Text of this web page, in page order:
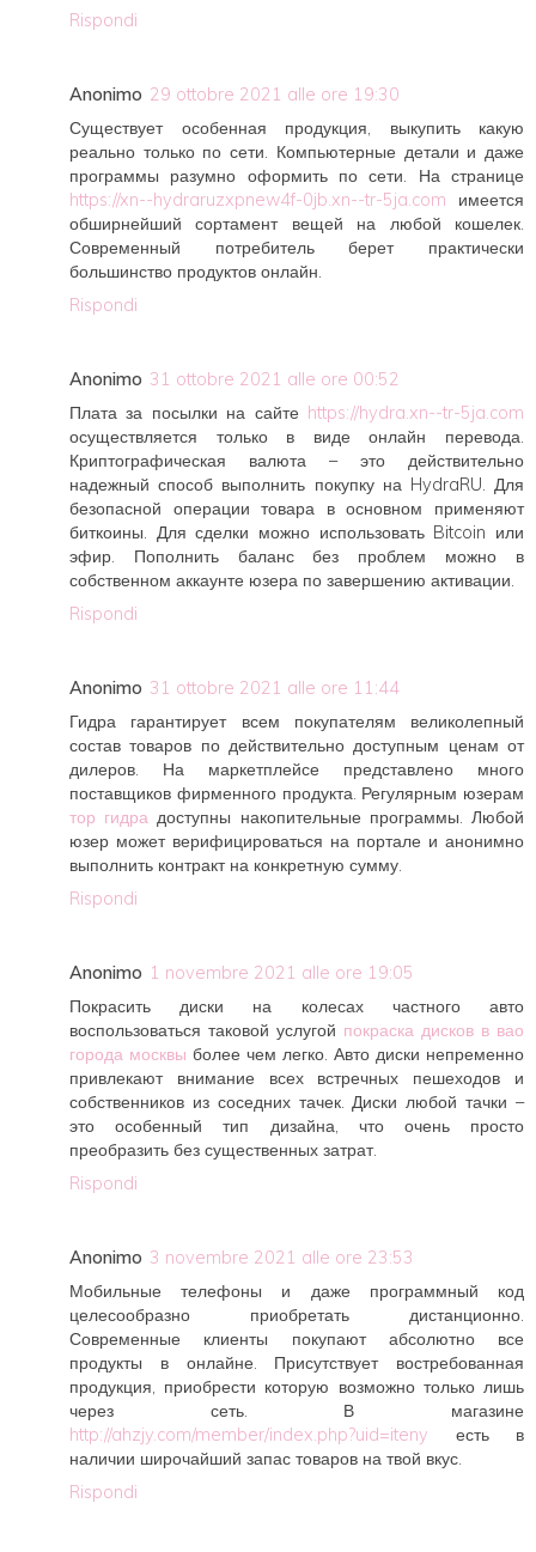
Rispondi
Anonimo 29 ottobre 2021 alle ore 19:30
Существует особенная продукция, выкупить какую
реально только по сети. Компьютерные детали и даже
программы разумно оформить по сети. На странице
https://xn--hydraruzxpnew4f-0jb.xn--tr-5ja.com имеется
обширнейший сортамент вещей на любой кошелек.
Современный потребитель берет практически
большинство продуктов онлайн.
Rispondi
Anonimo 31 ottobre 2021 alle ore 00:52
Плата за посылки на сайте https://hydra.xn--tr-5ja.com
осуществляется только в виде онлайн перевода.
Криптографическая валюта – это действительно
надежный способ выполнить покупку на HydraRU. Для
безопасной операции товара в основном применяют
биткоины. Для сделки можно использовать Bitcoin или
эфир. Пополнить баланс без проблем можно в
собственном аккаунте юзера по завершению активации.
Rispondi
Anonimo 31 ottobre 2021 alle ore 11:44
Гидра гарантирует всем покупателям великолепный
состав товаров по действительно доступным ценам от
дилеров. На маркетплейсе представлено много
поставщиков фирменного продукта. Регулярным юзерам
тор гидра доступны накопительные программы. Любой
юзер может верифицироваться на портале и анонимно
выполнить контракт на конкретную сумму.
Rispondi
Anonimo 1 novembre 2021 alle ore 19:05
Покрасить диски на колесах частного авто
воспользоваться таковой услугой покраска дисков в вао
города москвы более чем легко. Авто диски непременно
привлекают внимание всех встречных пешеходов и
собственников из соседних тачек. Диски любой тачки –
это особенный тип дизайна, что очень просто
преобразить без существенных затрат.
Rispondi
Anonimo 3 novembre 2021 alle ore 23:53
Мобильные телефоны и даже программный код
целесообразно приобретать дистанционно.
Современные клиенты покупают абсолютно все
продукты в онлайне. Присутствует востребованная
продукция, приобрести которую возможно только лишь
через сеть. В магазине
http://ahzjy.com/member/index.php?uid=iteny есть в
наличии широчайший запас товаров на твой вкус.
Rispondi